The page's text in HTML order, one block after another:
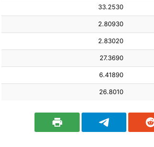
33.2530
2.80930
2.83020
27.3690
6.41890
26.8010